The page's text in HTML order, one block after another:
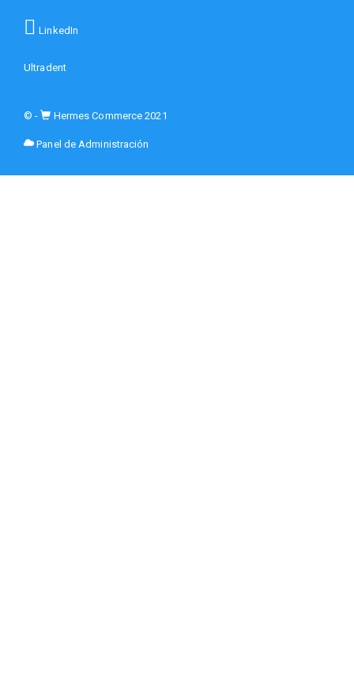
LinkedIn
Ultradent
© - Hermes Commerce 2021
Panel de Administración